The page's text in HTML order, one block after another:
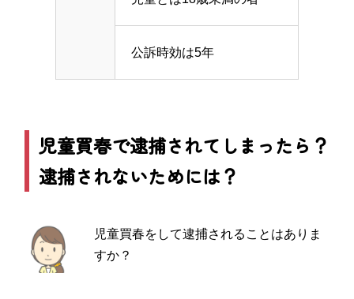
公訴時効は5年
児童買春で逮捕されてしまったら？
逮捕されないためには？
児童買春をして逮捕されることはありま
すか？